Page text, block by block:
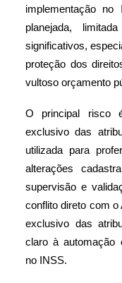
implementação
planejada,
significativos,
proteção dos
vultoso orçamento
O principal risco
exclusivo das
utilizada para
alterações
supervisão e
conflito direto com o
exclusivo das
claro à automação
no INSS.